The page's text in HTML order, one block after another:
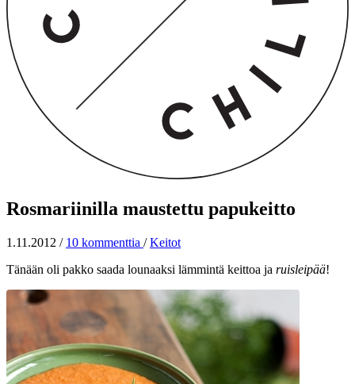
Rosmariinilla maustettu papukeitto
1.11.2012 / 10 kommenttia / Keitot
Tänään oli pakko saada lounaaksi lämmintä keittoa ja ruisleipää!